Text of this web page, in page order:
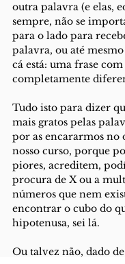
outra palavra (e elas,
sempre, não se
para o lado para
palavra, ou até
cá está: uma frase
completamente
Tudo isto para dizer
mais gratos pelas
por as encararmos no
nosso curso, porque
piores, acreditem,
procura de X ou a
números que nem
encontrar o cubo do
hipotenusa, sei lá.
Ou talvez não, dado